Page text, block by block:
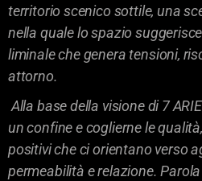
territorio scenico sottile, una
nella quale lo spazio
liminale che genera tensioni,
attorno.
Alla base della visione di 7
un confine e coglierne le
positivi che ci orientano verso
permeabilità e relazione.